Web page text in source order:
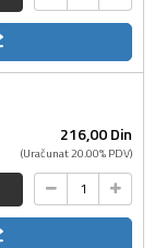
216,00Din
(Uračunat 20.00% PDV)